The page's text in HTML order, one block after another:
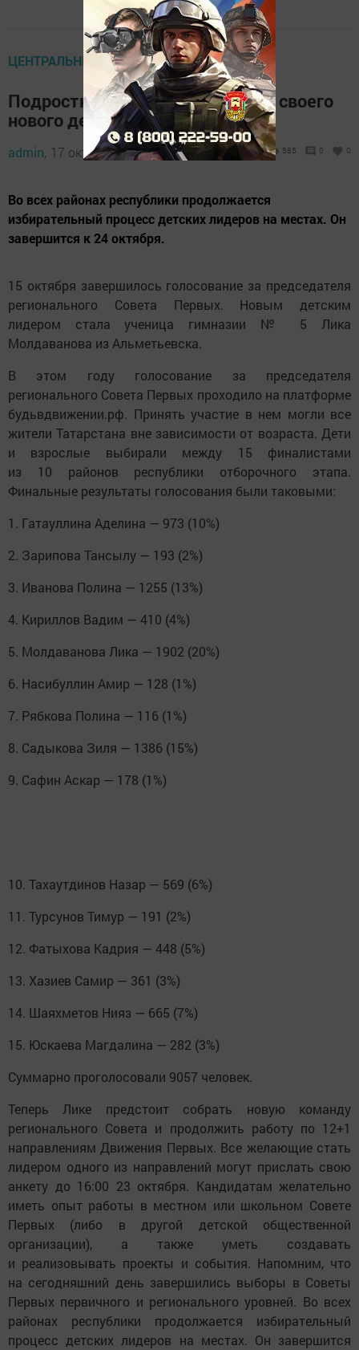
ЦЕНТРАЛЬНЫЕ НОВОСТИ
Подростки Татарстана выбрали своего
нового детского лидера региона
admin, 17 октября 2024 - 13:06 585 0 0
Во всех районах республики продолжается
избирательный процесс детских лидеров на местах. Он
завершится к 24 октября.
15 октября завершилось голосование за председателя
регионального Совета Первых. Новым детским
лидером стала ученица гимназии № 5 Лика
Молдаванова из Альметьевска.
В этом году голосование за председателя
регионального Совета Первых проходило на платформе
будьвдвижении.рф. Принять участие в нем могли все
жители Татарстана вне зависимости от возраста. Дети
и взрослые выбирали между 15 финалистами
из 10 районов республики отборочного этапа.
Финальные результаты голосования были таковыми:
1. Гатауллина Аделина — 973 (10%)
2. Зарипова Тансылу — 193 (2%)
3. Иванова Полина — 1255 (13%)
4. Кириллов Вадим — 410 (4%)
5. Молдаванова Лика — 1902 (20%)
6. Насибуллин Амир — 128 (1%)
7. Рябкова Полина — 116 (1%)
8. Садыкова Зиля — 1386 (15%)
9. Сафин Аскар — 178 (1%)
10. Тахаутдинов Назар — 569 (6%)
11. Турсунов Тимур — 191 (2%)
12. Фатыхова Кадрия — 448 (5%)
13. Хазиев Самир — 361 (3%)
14. Шаяхметов Нияз — 665 (7%)
15. Юскаева Магдалина — 282 (3%)
Суммарно проголосовали 9057 человек.
Теперь Лике предстоит собрать новую команду
регионального Совета и продолжить работу по 12+1
направлениям Движения Первых. Все желающие стать
лидером одного из направлений могут прислать свою
анкету до 16:00 23 октября. Кандидатам желательно
иметь опыт работы в местном или школьном Совете
Первых (либо в другой детской общественной
организации), а также уметь создавать
и реализовывать проекты и события. Напомним, что
на сегодняшний день завершились выборы в Советы
Первых первичного и регионального уровней. Во всех
районах республики продолжается избирательный
процесс детских лидеров на местах. Он завершится